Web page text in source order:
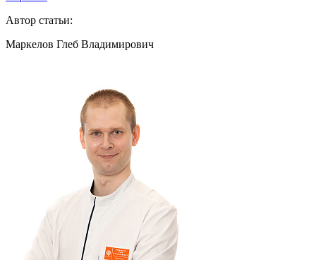
Автор статьи:
Маркелов Глеб Владимирович